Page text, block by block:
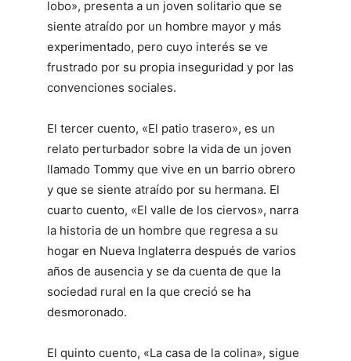
lobo», presenta a un joven solitario que se
siente atraído por un hombre mayor y más
experimentado, pero cuyo interés se ve
frustrado por su propia inseguridad y por las
convenciones sociales.
El tercer cuento, «El patio trasero», es un
relato perturbador sobre la vida de un joven
llamado Tommy que vive en un barrio obrero
y que se siente atraído por su hermana. El
cuarto cuento, «El valle de los ciervos», narra
la historia de un hombre que regresa a su
hogar en Nueva Inglaterra después de varios
años de ausencia y se da cuenta de que la
sociedad rural en la que creció se ha
desmoronado.
El quinto cuento, «La casa de la colina», sigue